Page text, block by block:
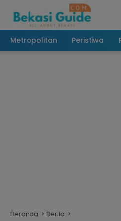
Metropolitan Peristiwa
Beranda Berita